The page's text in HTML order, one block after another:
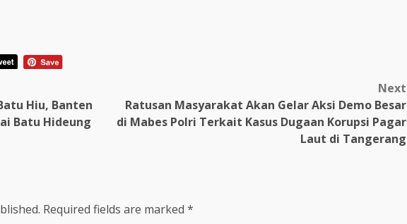
Hiu, Banten
Batu Hideung
Next
Ratusan Masyarakat Akan Gelar Aksi Demo Besar
di Mabes Polri Terkait Kasus Dugaan Korupsi Pagar
Laut di Tangerang
Required fields are marked *